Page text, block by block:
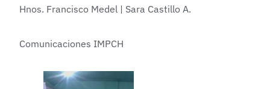
Hnos. Francisco Medel | Sara Castillo A.
Comunicaciones IMPCH